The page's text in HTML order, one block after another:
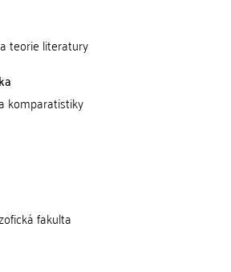
teorie literatury
komparatistiky
fakulta